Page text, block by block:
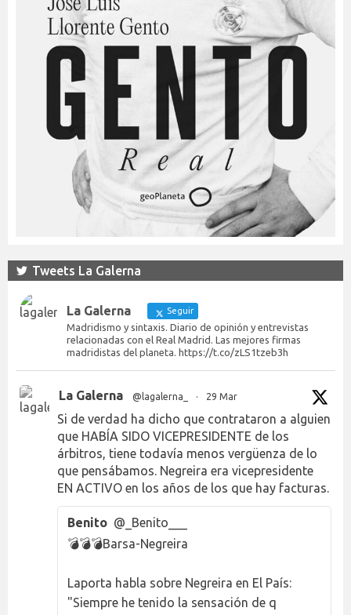
Tweets La Galerna
La Galerna Seguir
Madridismo y sintaxis. Diario de opinión y entrevistas
relacionadas con el Real Madrid. Las mejores firmas
madridistas del planeta. https://t.co/zLS1tzeb3h
La Galerna @lagalerna_ · 29 Mar
Si de verdad ha dicho que contrataron a alguien
que HABÍA SIDO VICEPRESIDENTE de los
árbitros, tiene todavía menos vergüenza de lo
que pensábamos. Negreira era vicepresidente
EN ACTIVO en los años de los que hay facturas.
Benito @_Benito___
💣💣💣Barsa-Negreira
Laporta habla sobre Negreira en El País:
"Siempre he tenido la sensación de q